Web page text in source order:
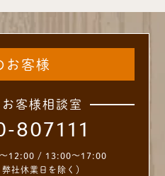
お客様
客様相談室
807111
12:00 / 13:00～17:00
社休業日を除く）